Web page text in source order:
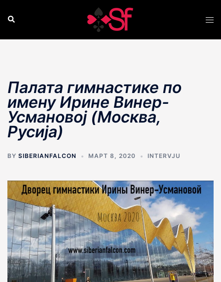
Search
Палата гимнастике по
имену Ирине Винер-
Усмановоj (Москва,
Русија)
BY SIBERIANFALCON МАРТ 8, 2020 INTERVJU